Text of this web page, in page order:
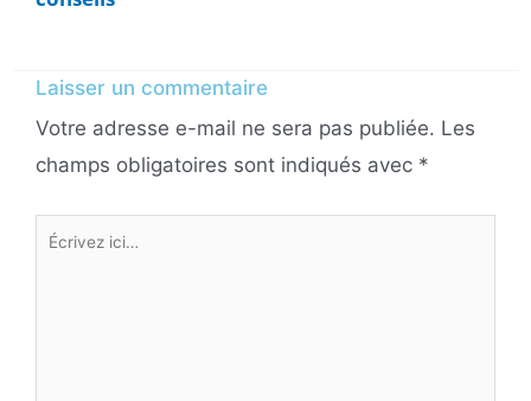
Laisser un commentaire
Votre adresse e-mail ne sera pas publiée. Les
champs obligatoires sont indiqués avec *
Écrivez